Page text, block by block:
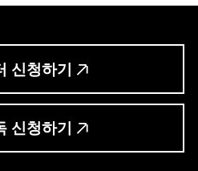
신청하기
신청하기